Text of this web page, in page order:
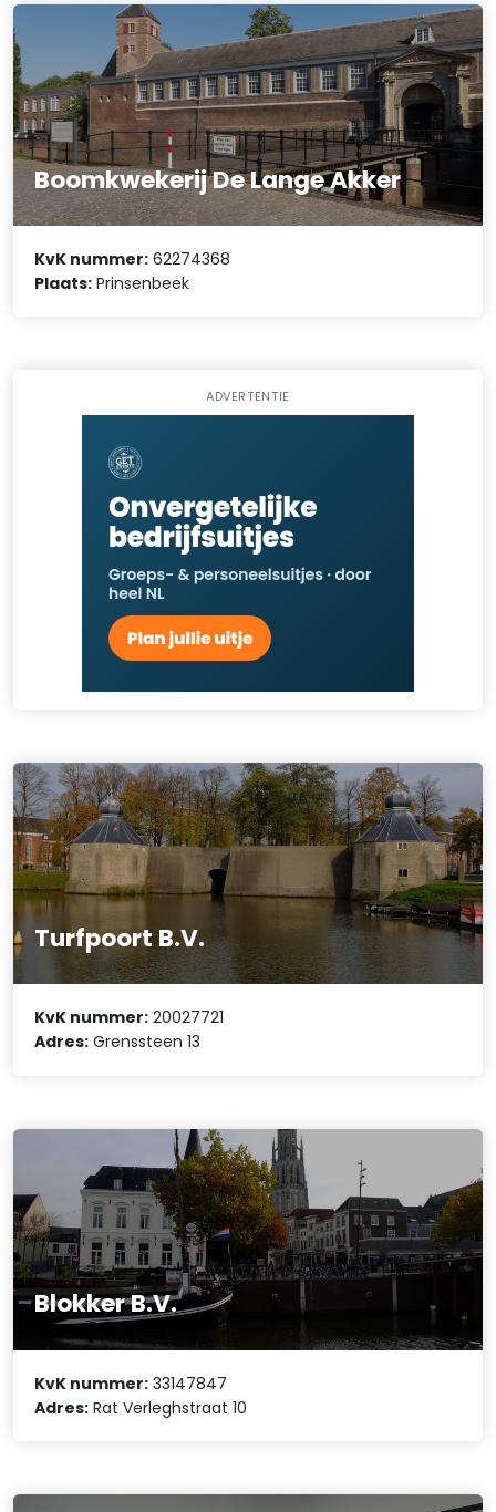
Boomkwekerij De Lange Akker
KvK nummer: 62274368
Plaats: Prinsenbeek
ADVERTENTIE
Turfpoort B.V.
KvK nummer: 20027721
Adres: Grenssteen 13
Blokker B.V.
KvK nummer: 33147847
Adres: Rat Verleghstraat 10